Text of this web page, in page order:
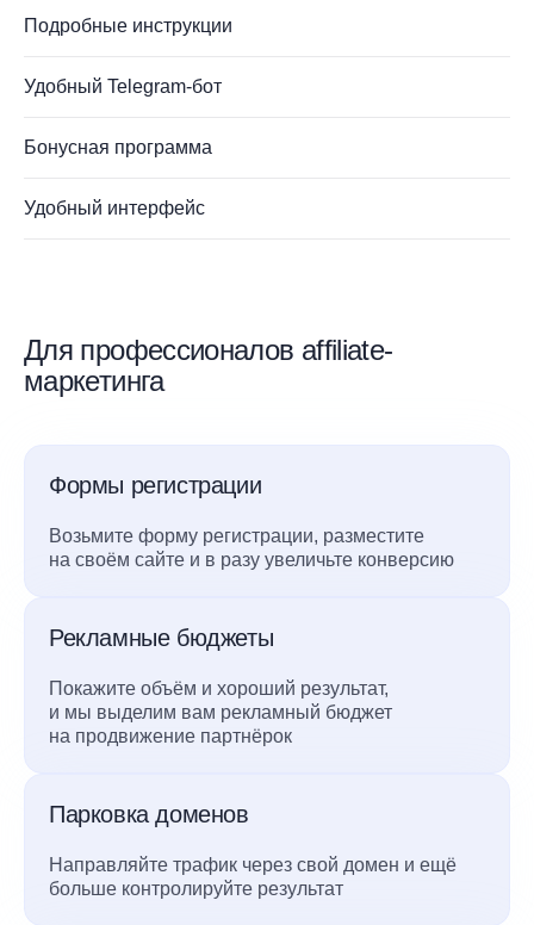
Подробные инструкции
Удобный Telegram-бот
Бонусная программа
Удобный интерфейс
Для профессионалов affiliate-
маркетинга
Формы регистрации
Возьмите форму регистрации, разместите
на своём сайте и в разу увеличьте конверсию
Рекламные бюджеты
Покажите объём и хороший результат,
и мы выделим вам рекламный бюджет
на продвижение партнёрок
Парковка доменов
Направляйте трафик через свой домен и ещё
больше контролируйте результат